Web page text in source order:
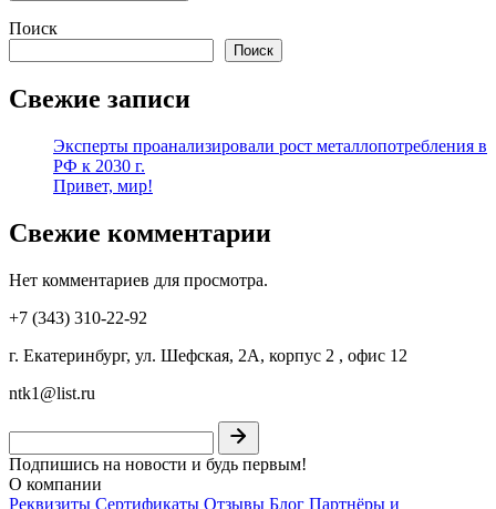
Поиск
Поиск
Свежие записи
Эксперты проанализировали рост металлопотребления в
РФ к 2030 г.
Привет, мир!
Свежие комментарии
Нет комментариев для просмотра.
+7 (343) 310-22-92
г. Екатеринбург, ул. Шефская, 2А, корпус 2 , офис 12
ntk1@list.ru
Подпишись на новости и будь первым!
О компании
Реквизиты Сертификаты Отзывы Блог Партнёры и